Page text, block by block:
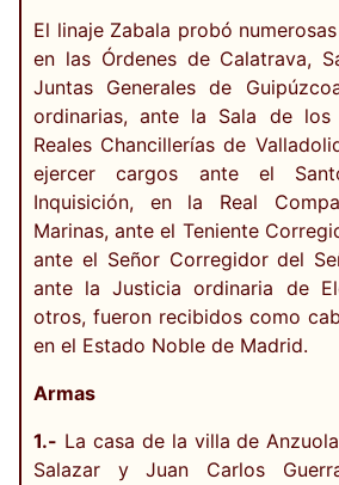
El linaje Zabala probó
en las Órdenes de Calatrava,
Juntas Generales de
ordinarias, ante la Sala de
Reales Chancillerías de
ejercer cargos ante el
Inquisición, en la Real
Marinas, ante el Teniente
ante el Señor Corregidor del
ante la Justicia ordinaria de
otros, fueron recibidos como
en el Estado Noble de Madrid.
Armas
1.- La casa de la villa de
Salazar y Juan Carlos